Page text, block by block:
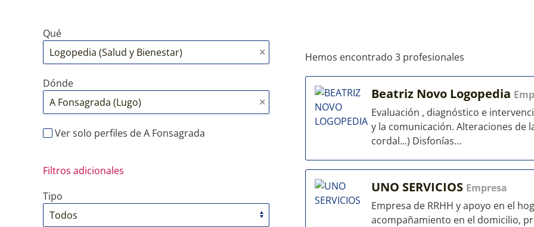
Qué
Dónde
Ver solo perfiles de A Fonsagrada
Filtros adicionales
Tipo
Hemos encontrado 3 profesionales
Beatriz Novo Logopedia
Evaluación , diagnóstico e
y la comunicación. Alteraciones de
cordal...) Disfonías...
UNO SERVICIOS Empresa
Empresa de RRHH y apoyo en el
acompañamiento en el domicilio,